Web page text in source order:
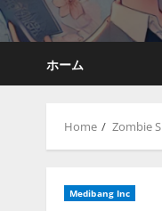
ホーム
Home Zombie
Medibang Inc